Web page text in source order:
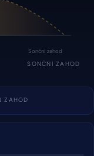
Sončni zahod
SONČNI ZAHOD
ZAHOD